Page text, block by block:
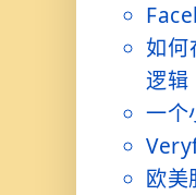
如何
逻辑
一个
欧美